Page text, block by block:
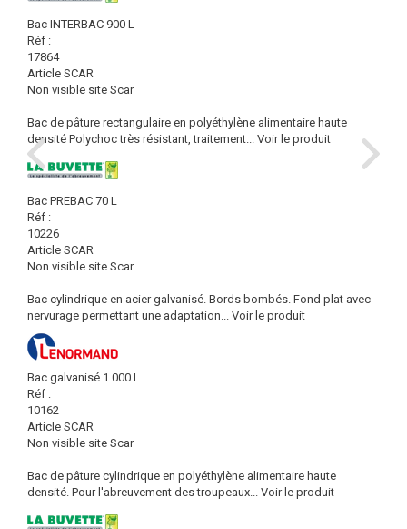
Bac INTERBAC 900 L
Réf :
17864
Article SCAR
Non visible site Scar
Bac de pâture rectangulaire en polyéthylène alimentaire haute
densité Polychoc très résistant, traitement... Voir le produit
Bac PREBAC 70 L
Réf :
10226
Article SCAR
Non visible site Scar
Bac cylindrique en acier galvanisé. Bords bombés. Fond plat avec
nervurage permettant une adaptation... Voir le produit
Bac galvanisé 1 000 L
Réf :
10162
Article SCAR
Non visible site Scar
Bac de pâture cylindrique en polyéthylène alimentaire haute
densité. Pour l'abreuvement des troupeaux... Voir le produit